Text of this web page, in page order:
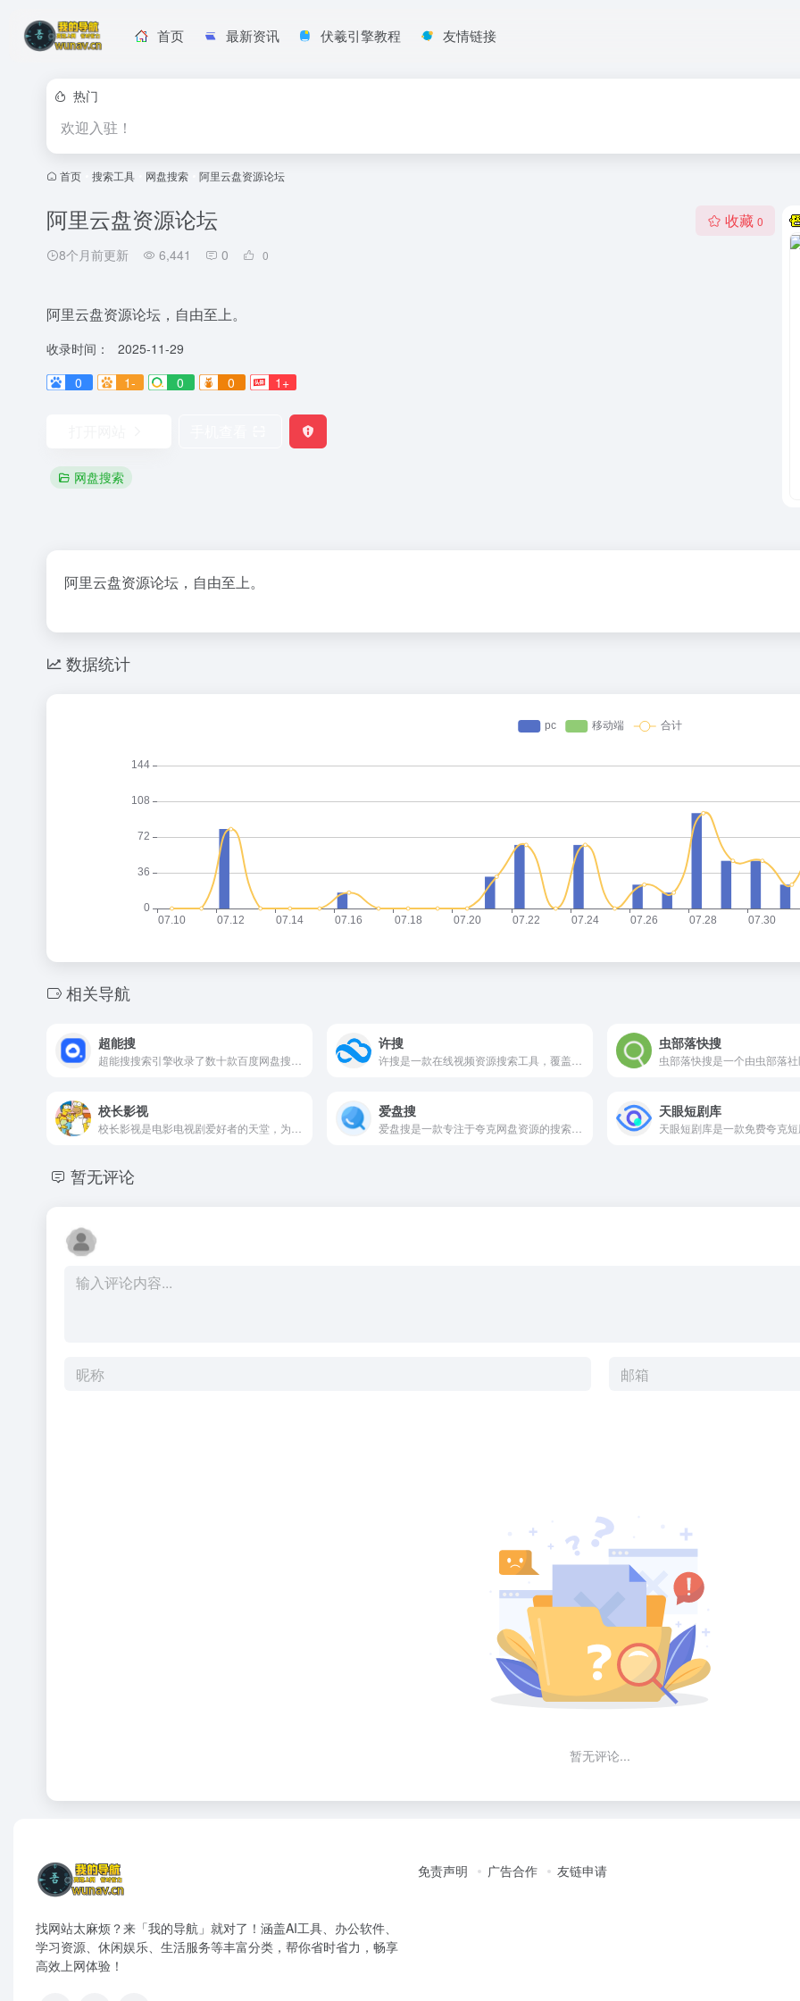
首页 最新资讯 伏羲引擎教程 友情链接
热门
欢迎入驻！
首页 搜索工具 网盘搜索 阿里云盘资源论坛
阿里云盘资源论坛
8个月前更新 6,441 0 0
收藏 0
阿里云盘资源论坛，自由至上。
收录时间：
2025-11-29
0
1- 0 0 1+
网盘搜索
阿里云盘资源论坛，自由至上。
数据统计
相关导航
超能搜 许搜 虫部落快搜
校长影视 爱盘搜 天眼短剧库
暂无评论
暂无评论...
找网站太麻烦？来「我的导航」就对了！涵盖AI工具、办公软件、
学习资源、休闲娱乐、生活服务等丰富分类，帮你省时省力，畅享
高效上网体验！
免责声明 广告合作 友链申请